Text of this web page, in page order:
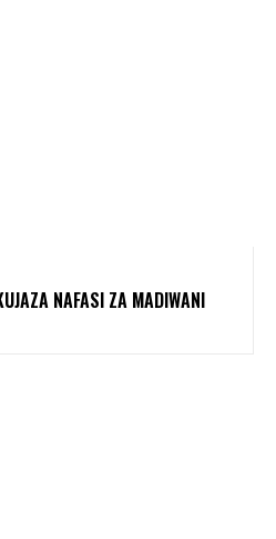
NAFASI ZA MADIWANI